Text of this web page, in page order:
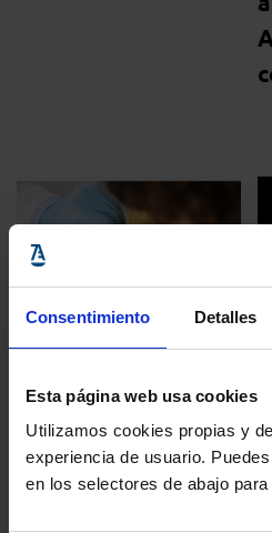
Consentimiento Detalles
Esta página web usa cookies
Utilizamos cookies propias y
experiencia de usuario.
en los selectores de abajo
Conciliación
20 septiembre, 2021
Primera sentencia